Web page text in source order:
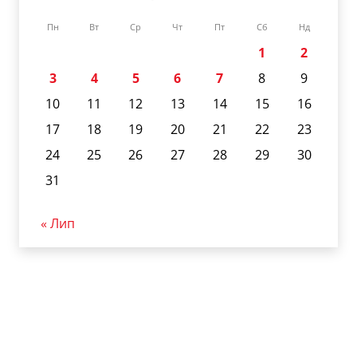
Пн Вт Ср Чт Пт Сб Нд
1
2
3
4 5 6 7 8
9
10
11 12 13 14 15
16
17
18 19 20 21 22
23
24
25 26 27 28 29
30
31
« Лип